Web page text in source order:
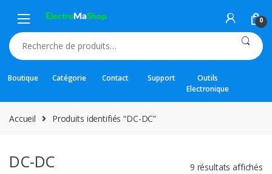
navigation
content
0
Recherche
pour :
Boutique Catégorie Contact Support
Outils
Electronique
Accueil Produits identifiés “DC-DC”
DC-DC 9 résultats affichés